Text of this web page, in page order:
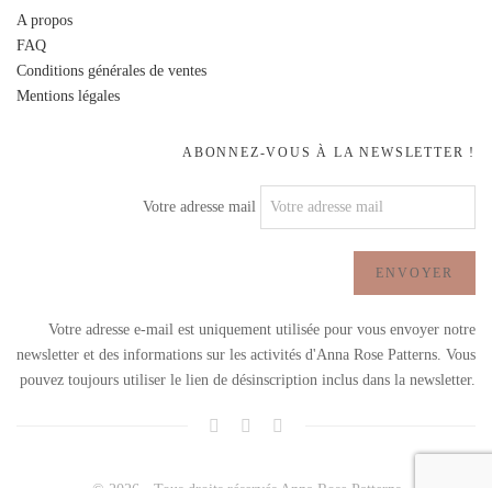
A propos
FAQ
Conditions générales de ventes
Mentions légales
ABONNEZ-VOUS À LA NEWSLETTER !
Votre adresse mail
Votre adresse e-mail est uniquement utilisée pour vous envoyer notre
newsletter et des informations sur les activités d'Anna Rose Patterns. Vous
pouvez toujours utiliser le lien de désinscription inclus dans la newsletter.